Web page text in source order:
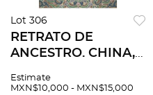
Lot 306
RETRATO DE
ANCESTRO. CHINA,
Elaborado en mixta
Estimate
MXN$10,000 - MXN$15,000